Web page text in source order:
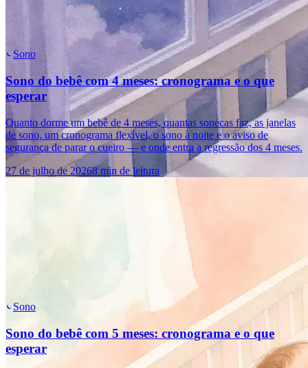
Sono
Sono do bebê com 4 meses: cronograma e o que
esperar
Quanto dorme um bebê de 4 meses, quantas sonecas faz, as janelas
de sono, um cronograma flexível, o sono à noite e o aviso de
segurança de parar o cueiro — e onde entra a regressão dos 4 meses.
27 de julho de 20268 min de leitura
Sono
Sono do bebê com 5 meses: cronograma e o que
esperar